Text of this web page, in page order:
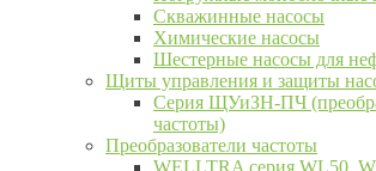
Скважинные насосы
Химические насосы
Шестерные насосы для
Щиты управления и защиты
Серия ЩУиЗН-ПЧ
частоты)
Преобразователи частоты
WELLTRA cерия WL50,